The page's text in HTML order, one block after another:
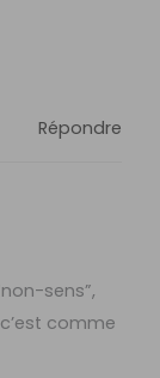
Répondre
sens”,
comme